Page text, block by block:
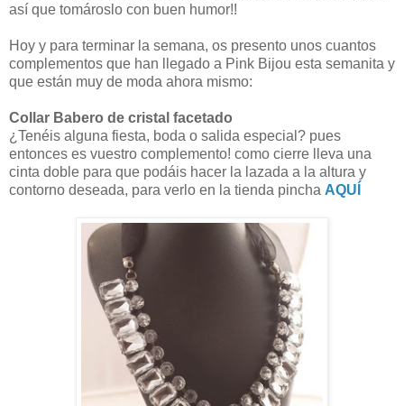
así que tomároslo con buen humor!!
Hoy y para terminar la semana, os presento unos cuantos
complementos que han llegado a Pink Bijou esta semanita y
que están muy de moda ahora mismo:
Collar Babero de cristal facetado
¿Tenéis alguna fiesta, boda o salida especial? pues
entonces es vuestro complemento! como cierre lleva una
cinta doble para que podáis hacer la lazada a la altura y
contorno deseada, para verlo en la tienda pincha AQUÍ